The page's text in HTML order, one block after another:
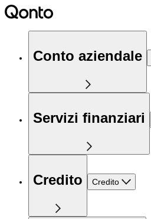
Conto aziendale
Servizi finanziari
Credito Credito